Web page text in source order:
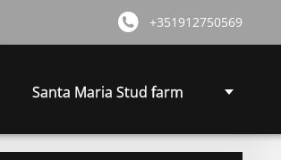
+351912750569
Santa Maria Stud farm